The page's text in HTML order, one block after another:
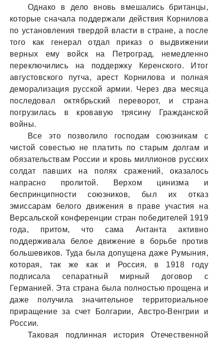
Однако в дело вновь вмешались британцы,
которые сначала поддержали действия Корнилова
по установления твердой власти в стране, а после
того как генерал отдал приказ о выдвижении
верных ему войск на Петроград, немедленно
переключились на поддержку Керенского. Итог
августовского путча, арест Корнилова и полная
деморализация русской армии. Через два месяца
последовал октябрьский переворот, и страна
погрузилась в кровавую трясину Гражданской
войны.
Все это позволило господам союзникам с
чистой совестью не платить по старым долгам и
обязательствам России и кровь миллионов русских
солдат павших на полях сражений, оказалось
напрасно пролитой. Верхом цинизма и
беспринципности союзников, был их отказ
эмиссарам белого движения в праве участия на
Версальской конференции стран победителей 1919
года, притом, что сама Антанта активно
поддерживала белое движение в борьбе против
большевиков. Туда была допущена даже Румыния,
которая, так же как и Россия, в 1918 году
подписала сепаратный мирный договор с
Германией. Эта страна была полностью прощена и
даже получила значительное территориальное
приращение за счет Болгарии, Австро-Венгрии и
России.
Таковая подлинная история Отечественной